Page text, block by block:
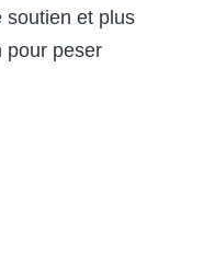
soutien et plus
pour peser